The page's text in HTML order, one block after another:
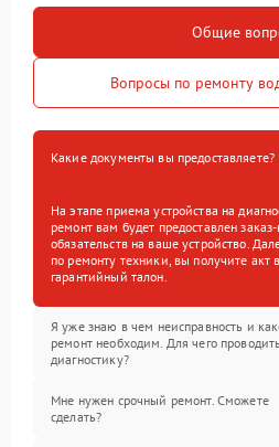
Общие
Вопросы по ремонту
Какие документы вы предоставляете?
На этапе приема устройства на
ремонт вам будет предоставлен
обязательств на ваше устройство.
по ремонту техники, вы получите акт
гарантийный талон.
Я уже знаю в чем неисправность и
ремонт необходим. Для чего проводить
диагностику?
Мне нужен срочный ремонт. Сможете
сделать?